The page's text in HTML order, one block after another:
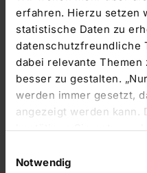
erfahren. Hierzu setzen
statistische Daten zu
datenschutzfreundliche
dabei relevante
besser zu gestalten.
werden immer gesetzt,
angezeigt werden kann.
bestätigen Sie
erlauben Sie alle
Notwendig
Weitere Informationen:
Leider steht
Ihnen dieser
Inhalt von EQS
aktuell nicht
Um Ihnen das
optimale